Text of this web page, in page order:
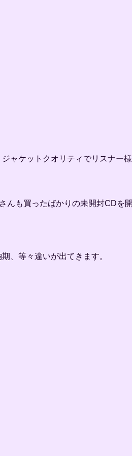
ャケットクオリティでリスナー様
んも買ったばかりの未開封CDを
、等々違いが出てきます。